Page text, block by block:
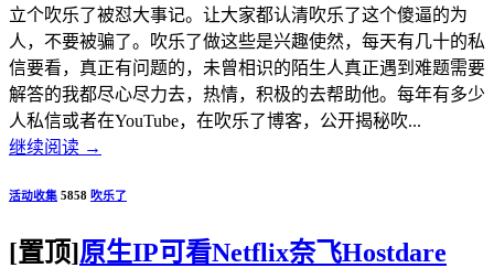
立个吹乐了被怼大事记。让大家都认清吹乐了这个傻逼的为
人，不要被骗了。吹乐了做这些是兴趣使然，每天有几十的私
信要看，真正有问题的，未曾相识的陌生人真正遇到难题需要
解答的我都尽心尽力去，热情，积极的去帮助他。每年有多少
人私信或者在YouTube，在吹乐了博客，公开揭秘吹...
继续阅读 →
活动收集 5858 吹乐了
[置顶]原生IP可看Netflix奈飞Hostdare